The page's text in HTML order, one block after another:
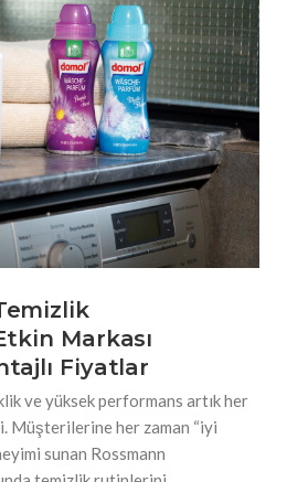
Bahar Etkisi Boyner’de
Taşıyan Tasarımcı, NİYAZİ
Markası
Fiyatlar
ve yüksek performans artık her
Müşterilerine her zaman “iyi
sunan Rossmann